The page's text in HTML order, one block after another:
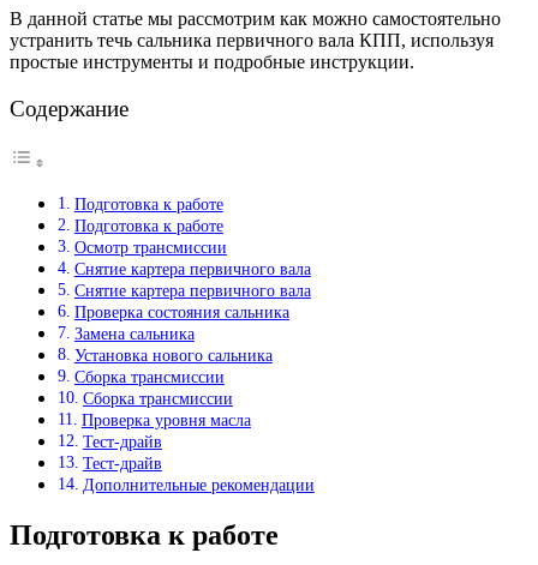
В данной статье мы рассмотрим как можно самостоятельно
устранить течь сальника первичного вала КПП, используя
простые инструменты и подробные инструкции.
Содержание
Подготовка к работе
Подготовка к работе
Осмотр трансмиссии
Снятие картера первичного вала
Снятие картера первичного вала
Проверка состояния сальника
Замена сальника
Установка нового сальника
Сборка трансмиссии
Сборка трансмиссии
Проверка уровня масла
Тест-драйв
Тест-драйв
Дополнительные рекомендации
Подготовка к работе